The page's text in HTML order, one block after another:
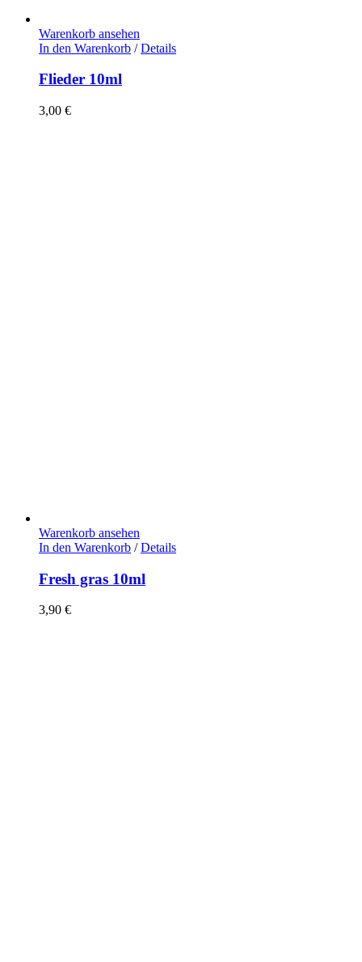
Warenkorb ansehen
In den Warenkorb / Details
Flieder 10ml
3,00 €
Warenkorb ansehen
In den Warenkorb / Details
Fresh gras 10ml
3,90 €